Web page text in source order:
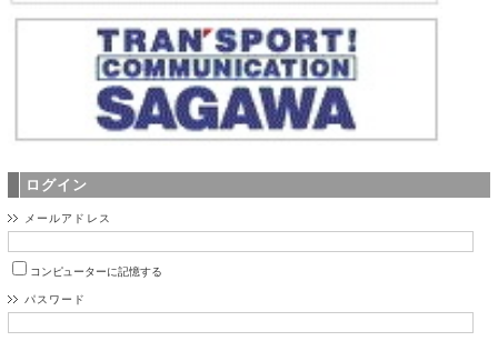
ログイン
メールアドレス
コンピューターに記憶する
パスワード